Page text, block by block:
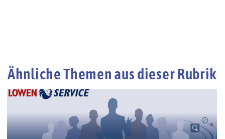
Ähnliche Themen aus dieser Rubrik